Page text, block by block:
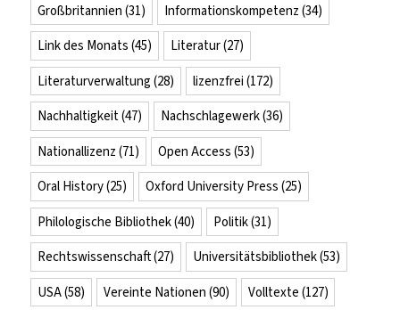
Großbritannien (31) Informationskompetenz (34)
Link des Monats (45) Literatur(27)
Literaturverwaltung (28) lizenzfrei (172)
Nachhaltigkeit(47) Nachschlagewerk(36)
Nationallizenz (71) Open Access (53)
Oral History(25) Oxford University Press (25)
Philologische Bibliothek(40) Politik(31)
Rechtswissenschaft(27) Universitätsbibliothek(53)
USA(58) Vereinte Nationen (90) Volltexte (127)